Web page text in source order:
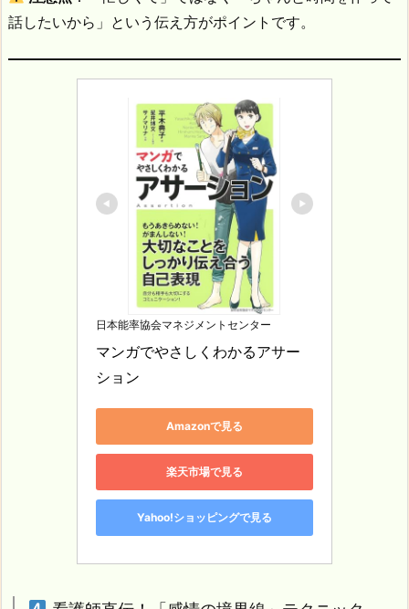
話したいから」という伝え方がポイントです。
日本能率協会マネジメントセンター
マンガでやさしくわかるアサー
ション
Amazonで見る
楽天市場で見る
Yahoo!ショッピングで見る